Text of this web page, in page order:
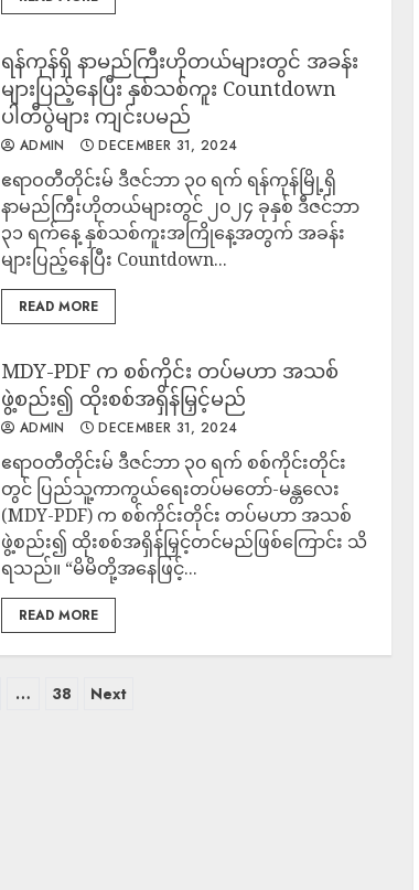
ရန်ကုန်ရှိ နာမည်ကြီးဟိုတယ်များတွင် အခန်း
များပြည့်နေပြီး နှစ်သစ်ကူး Countdown
ပါတီပွဲများ ကျင်းပမည်
ADMIN DECEMBER 31, 2024
ဧရာဝတီတိုင်းမ် ဒီဇင်ဘာ ၃၀ ရက် ရန်ကုန်မြို့ရှိ
နာမည်ကြီးဟိုတယ်များတွင် ၂၀၂၄ ခုနှစ် ဒီဇင်ဘာ
၃၁ ရက်နေ့ နှစ်သစ်ကူးအကြိုနေ့အတွက် အခန်း
များပြည့်နေပြီး Countdown...
READ MORE
MDY-PDF က စစ်ကိုင်း တပ်မဟာ အသစ်
ဖွဲ့စည်း၍ ထိုးစစ်အရှိန်မြှင့်မည်
ADMIN DECEMBER 31, 2024
ဧရာဝတီတိုင်းမ် ဒီဇင်ဘာ ၃၀ ရက် စစ်ကိုင်းတိုင်း
တွင် ပြည်သူ့ကာကွယ်ရေးတပ်မတော်-မန္တလေး
(MDY-PDF) က စစ်ကိုင်းတိုင်း တပ်မဟာ အသစ်
ဖွဲ့စည်း၍ ထိုးစစ်အရှိန်မြှင့်တင်မည်ဖြစ်ကြောင်း သိ
ရသည်။ “မိမိတို့အနေဖြင့်...
READ MORE
… 38 Next